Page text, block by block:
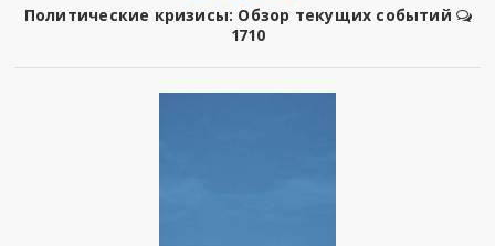
Политические кризисы: Обзор текущих событий
1710